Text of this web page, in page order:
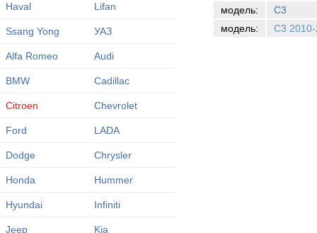
Haval Lifan
Ssang Yong УАЗ
Alfa Romeo Audi
BMW Cadillac
Citroen Chevrolet
Ford LADA
Dodge Chrysler
Honda Hummer
Hyundai Infiniti
Jeep Kia
модель:
C3
модель:
C3